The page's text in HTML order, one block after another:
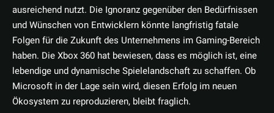
ausreichend nutzt. Die Ignoranz gegenüber den Bedürfnissen
und Wünschen von Entwicklern könnte langfristig fatale
Folgen für die Zukunft des Unternehmens im Gaming-Bereich
haben. Die Xbox 360 hat bewiesen, dass es möglich ist, eine
lebendige und dynamische Spielelandschaft zu schaffen. Ob
Microsoft in der Lage sein wird, diesen Erfolg im neuen
Ökosystem zu reproduzieren, bleibt fraglich.